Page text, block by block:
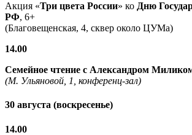
Акция «Три цвета России» ко Дню
РФ, 6+
(Благовещенская, 4, сквер около ЦУМа)
14.00
Семейное чтение с Александром
(М. Ульяновой, 1, конференц-зал)
30 августа (воскресенье)
14.00